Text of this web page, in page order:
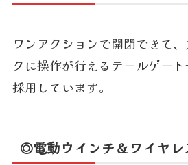
ワンアクションで開閉できて
クに操作が行えるテールゲー
採用しています。
◎電動ウインチ＆ワイヤレ